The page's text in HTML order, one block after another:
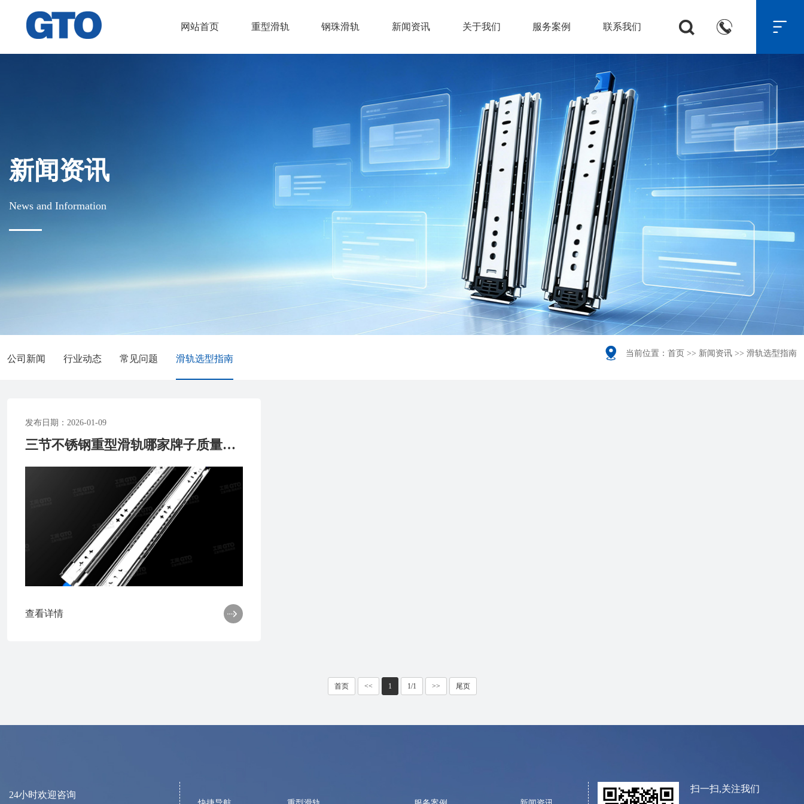
网站首页 重型滑轨 钢珠滑轨 新闻资讯 关于我们 服务案例 联系我们   
新闻资讯
News and Information
公司新闻 行业动态 常见问题 滑轨选型指南  当前位置： 首页 >> 新闻资讯 >> 滑轨选型指南
发布日期：2026-01-09
三节不锈钢重型滑轨哪家牌子质量好？怎么选才靠谱
查看详情
首页 << 1 1/1 >> 尾页
24小时欢迎咨询
扫一扫,关注我们